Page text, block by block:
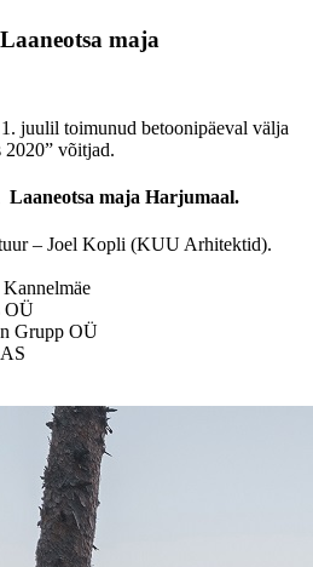
maja
juulil toimunud betoonipäeval välja
2020” võitjad.
Laaneotsa maja Harjumaal.
– Joel Kopli (KUU Arhitektid).
OÜ
Grupp OÜ